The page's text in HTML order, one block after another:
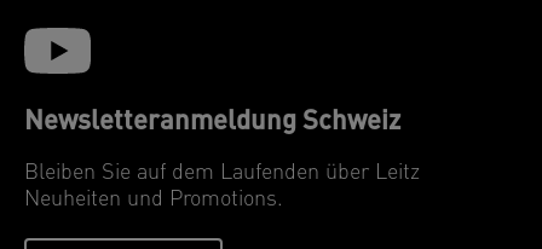
Newsletteranmeldung Schweiz
Bleiben Sie auf dem Laufenden über Leitz
Neuheiten und Promotions.